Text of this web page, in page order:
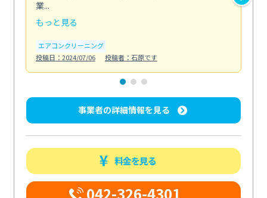
業...
もっと見る
エアコンクリーニング
投稿日：2024/07/06
投稿者：石原です
事業者の詳細情報を見る
料金を見る
042-326-4301